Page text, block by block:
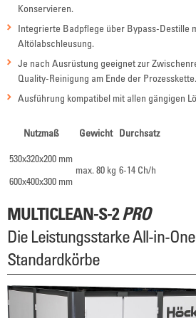
Konservieren.
Integrierte Badpflege über Bypass-Destille
Altölabschleusung.
Je nach Ausrüstung geeignet zur
Quality-Reinigung am Ende der Prozesskette.
Ausführung kompatibel mit allen gängigen
Nutzmaß Gewicht Durchsatz
530x320x200 mm
600x400x300 mm
max. 80 kg 6-14 Ch/h
MULTICLEAN-S-2PRO
Die Leistungsstarke All-in-
Standardkörbe